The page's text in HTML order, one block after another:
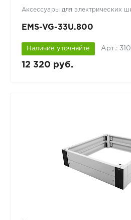
Аксессуары для электрических
EMS-VG-33U.800
Наличие уточняйте Арт.:
12 320 руб.